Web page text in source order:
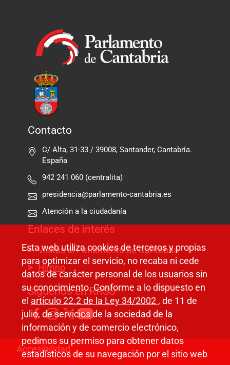
Contacto
C/ Alta, 31-33 / 39008, Santander, Cantabria.
España
942 241 060 (centralita)
presidencia@parlamento-cantabria.es
Atención a la ciudadanía
Enlaces de interés
Visitas al Parlamento de Cantabria
Himno
Síguenos en RRSS
Pie de página
Accesibilidad
Esta web utiliza cookies de terceros y propias
para optimizar el servicio, no recaba ni cede
datos de carácter personal de los usuarios sin
su conocimiento. Conforme a lo dispuesto en
el artículo 22.2 de la Ley 34/2002 , de 11 de
julio, de servicios de la sociedad de la
información y de comercio electrónico,
pedimos su permiso para obtener datos
estadísticos de su navegación por el sitio web